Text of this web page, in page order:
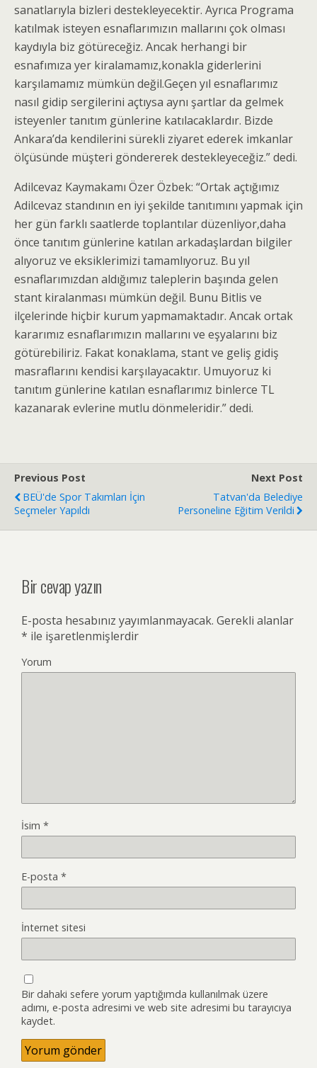
sanatlarıyla bizleri destekleyecektir. Ayrıca Programa
katılmak isteyen esnaflarımızın mallarını çok olması
kaydıyla biz götüreceğiz. Ancak herhangi bir
esnafımıza yer kiralamamız,konakla giderlerini
karşılamamız mümkün değil.Geçen yıl esnaflarımız
nasıl gidip sergilerini açtıysa aynı şartlar da gelmek
isteyenler tanıtım günlerine katılacaklardır. Bizde
Ankara’da kendilerini sürekli ziyaret ederek imkanlar
ölçüsünde müşteri göndererek destekleyeceğiz.” dedi.
Adilcevaz Kaymakamı Özer Özbek: “Ortak açtığımız
Adilcevaz standının en iyi şekilde tanıtımını yapmak için
her gün farklı saatlerde toplantılar düzenliyor,daha
önce tanıtım günlerine katılan arkadaşlardan bilgiler
alıyoruz ve eksiklerimizi tamamlıyoruz. Bu yıl
esnaflarımızdan aldığımız taleplerin başında gelen
stant kiralanması mümkün değil. Bunu Bitlis ve
ilçelerinde hiçbir kurum yapmamaktadır. Ancak ortak
kararımız esnaflarımızın mallarını ve eşyalarını biz
götürebiliriz. Fakat konaklama, stant ve geliş gidiş
masraflarını kendisi karşılayacaktır. Umuyoruz ki
tanıtım günlerine katılan esnaflarımız binlerce TL
kazanarak evlerine mutlu dönmeleridir.” dedi.
Previous Post
BEÜ'de Spor Takımları İçin
Seçmeler Yapıldı
Next Post
Tatvan'da Belediye
Personeline Eğitim Verildi
Bir cevap yazın
E-posta hesabınız yayımlanmayacak. Gerekli alanlar
* ile işaretlenmişlerdir
Yorum
İsim *
E-posta *
İnternet sitesi
Bir dahaki sefere yorum yaptığımda kullanılmak üzere
adımı, e-posta adresimi ve web site adresimi bu tarayıcıya
kaydet.